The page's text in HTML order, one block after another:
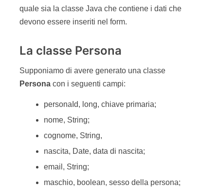
quale sia la classe Java che contiene i dati che
devono essere inseriti nel form.
La classe Persona
Supponiamo di avere generato una classe
Persona con i seguenti campi:
personaId, long, chiave primaria;
nome, String;
cognome, String,
nascita, Date, data di nascita;
email, String;
maschio, boolean, sesso della persona;